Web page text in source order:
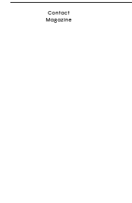
Contact
Magazine